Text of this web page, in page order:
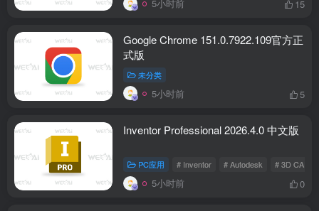
5小时前 15
Google Chrome 151.0.7922.109官方正
式版
未分类
5小时前 5
Inventor Professional 2026.4.0 中文版
PC应用 # Inventor # Autodesk # 3D CAD
5小时前 0